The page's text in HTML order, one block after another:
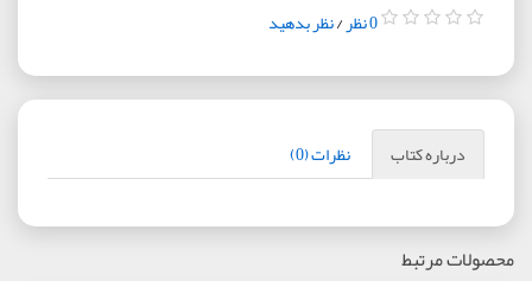
0 نظر /نظر بدهید
درباره کتاب نظرات (0)
محصولات مرتبط